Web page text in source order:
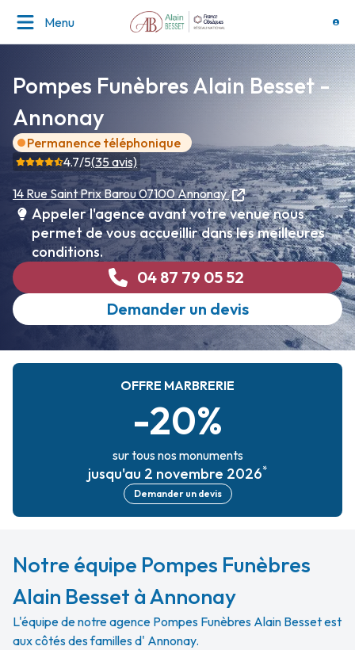
Menu
Pompes Funèbres Alain Besset -
Annonay
Permanence téléphonique
4.7/5(35avis)
14 Rue Saint Prix Barou07100 Annonay
04 87 79 05 52
Demander un devis
Appeler l'agence avant votre venue nous
permet de vous accueillir dans les meilleures
conditions.
OFFRE MARBRERIE
-20%
sur tous nos monuments
jusqu'au 2 novembre 2026*
Demander un devis
Notre équipe Pompes Funèbres
Alain Besset à Annonay
L'équipe de notre agence Pompes Funèbres Alain Besset est
aux côtés des familles d' Annonay.